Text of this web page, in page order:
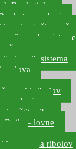
Banksticks
rakete, markeri
podmetači, mreže
za šaranske sisteme
šarana, amura
sistema
olova
ribolov
i zaštita ribe
Boile – lovne
i arome za ribolov